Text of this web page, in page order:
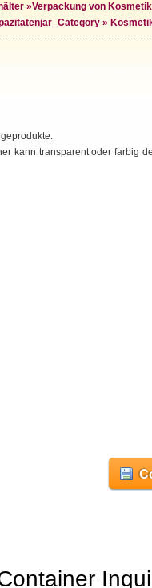
»Verpackung von
jar_Category »
kann transparent oder farbig